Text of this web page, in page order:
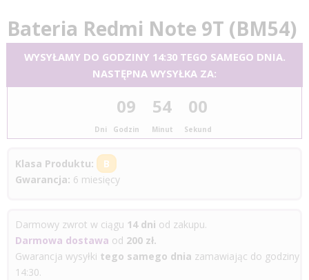
Bateria Redmi Note 9T (BM54)
WYSYŁAMY DO GODZINY 14:30 TEGO SAMEGO DNIA.
NASTĘPNA WYSYŁKA ZA:
Dni
09
Godzin
54
Minut
00
Sekund
Klasa Produktu:
B
Gwarancja: 6 miesięcy
Darmowy zwrot w ciągu 14 dni od zakupu.
Darmowa dostawa od 200 zł.
Gwarancja wysyłki tego samego dnia zamawiając do godziny
14:30.